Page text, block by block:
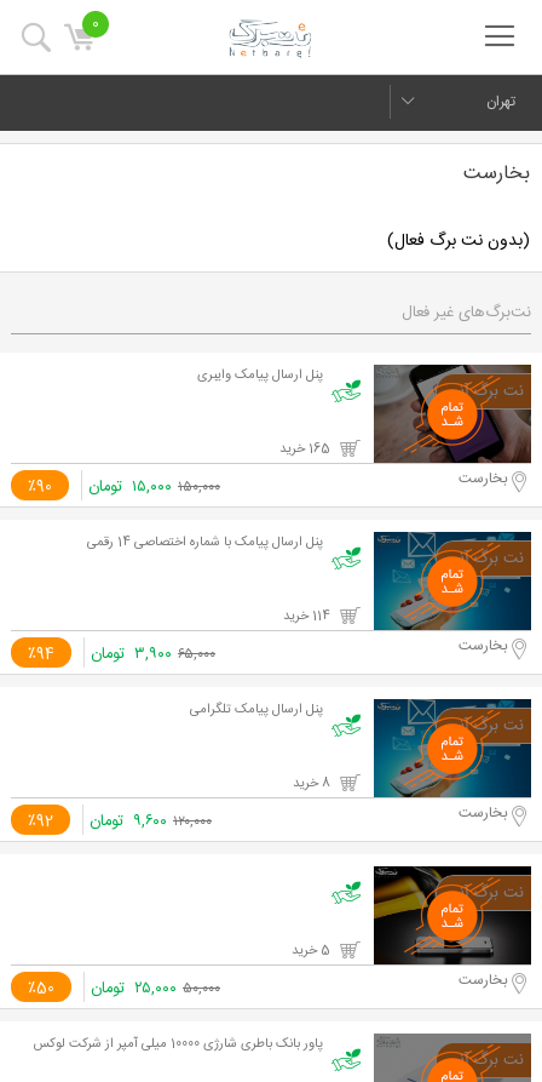
0
تهران
بخارست
(بدون نت برگ فعال)
نت‌برگ‌های غیر فعال
پنل ارسال پیامک وایبری
٪90 بخارست ۱۵۰,۰۰۰ ۱۵,۰۰۰ تومان
پنل ارسال پیامک با شماره اختصاصی 14 رقمی
٪94 بخارست ۶۵,۰۰۰ ۳,۹۰۰ تومان
پنل ارسال پیامک تلگرامی
٪92 بخارست ۱۲۰,۰۰۰ ۹,۶۰۰ تومان
٪50 بخارست ۵۰,۰۰۰ ۲۵,۰۰۰ تومان
پاور بانک باطری شارژی 10000 میلی آمپر از شرکت لوکس